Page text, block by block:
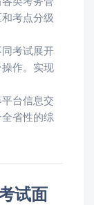
考点分级
考试展开
作。实现
台信息交
省性的综
试面